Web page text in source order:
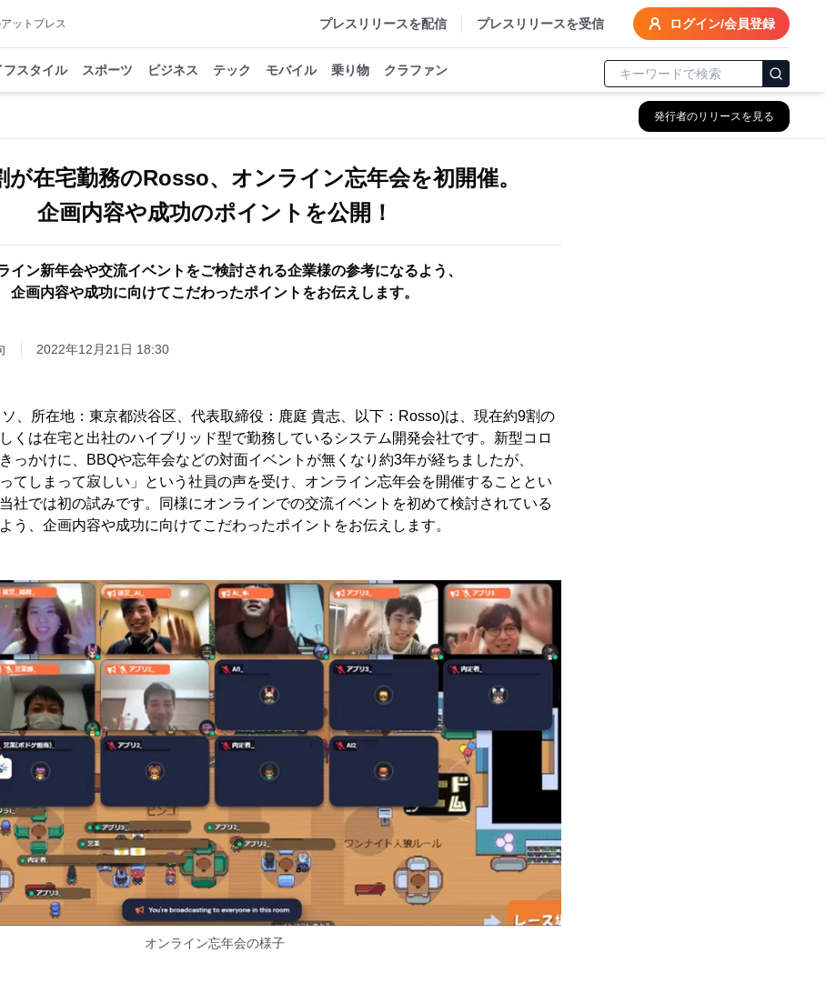
ットプレス プレスリリースを配信 プレスリリースを受信 ログイン/会員登録
フスタイル スポーツ ビジネス テック モバイル 乗り物 クラファン
発行者のリリースを見る
が在宅勤務のRosso、オンライン忘年会を初開催。
企画内容や成功のポイントを公開！
イン新年会や交流イベントをご検討される企業様の参考になるよう、
企画内容や成功に向けてこだわったポイントをお伝えします。
2022年12月21日 18:30
、所在地：東京都渋谷区、代表取締役：鹿庭 貴志、以下：Rosso)は、現在約9割の
くは在宅と出社のハイブリッド型で勤務しているシステム開発会社です。新型コロ
っかけに、BBQや忘年会などの対面イベントが無くなり約3年が経ちましたが、
てしまって寂しい」という社員の声を受け、オンライン忘年会を開催することとい
社では初の試みです。同様にオンラインでの交流イベントを初めて検討されている
う、企画内容や成功に向けてこだわったポイントをお伝えします。
オンライン忘年会の様子